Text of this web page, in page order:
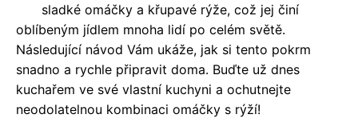
sladké omáčky a křupavé rýže, což jej činí
oblíbeným jídlem mnoha lidí po celém světě.
Následující návod Vám ukáže, jak si tento pokrm
snadno a rychle připravit doma. Buďte už dnes
kuchařem ve své vlastní kuchyni a ochutnejte
neodolatelnou kombinaci omáčky s rýží!